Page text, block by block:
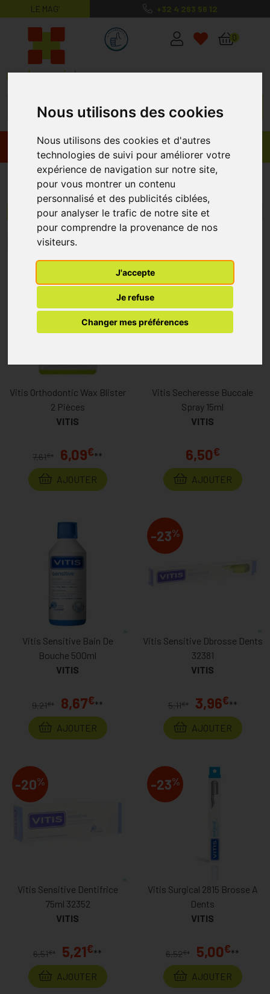
Nous utilisons des cookies
Nous utilisons des cookies et d'autres
technologies de suivi pour améliorer votre
expérience de navigation sur notre site,
pour vous montrer un contenu
personnalisé et des publicités ciblées,
pour analyser le trafic de notre site et
pour comprendre la provenance de nos
visiteurs.
J'accepte
Je refuse
Changer mes préférences
LE MAG’ +32 4 263 56 12
MaPharmacie.be ma santé, mes
0
Promos Produits
Vitis
Menu/Filtres
2 3
-20%
Vitis Orthodontic Wax Blister
2 Pièces
VITIS
7,61€* 6,09€**
AJOUTER
Vitis Secheresse Buccale
Spray 15ml
VITIS
6,50€
AJOUTER
Vitis Sensitive Bain De
Bouche 500ml
VITIS
9,21€* 8,67€**
AJOUTER
-23%
Vitis Sensitive Dbrosse Dents
32381
VITIS
5,11€ * 3,96€**
AJOUTER
-20%
Vitis Sensitive Dentifrice
75ml 32352
VITIS
6,51€* 5,21€**
AJOUTER
-23%
Vitis Surgical 2815 Brosse A
Dents
VITIS
6,52€* 5,00€**
AJOUTER